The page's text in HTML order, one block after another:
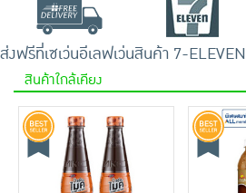
ส่งฟรีที่เซเว่นอีเลฟเว่นสินค้า 7-ELEVEN
สินค้าใกล้เคียง